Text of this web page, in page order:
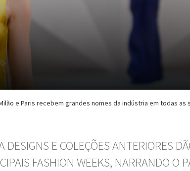
e Paris recebem grandes nomes da indústria em todas as
DESIGNS E COLEÇÕES ANTERIORES
FASHION WEEKS, NARRANDO O